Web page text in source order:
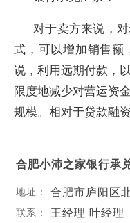
对于卖方来说，
式，可以增加销售额
说，利用远期付款，
限度地减少对营运资
规模。相对于贷款融
合肥小沛之家银行承
地址： 合肥市庐阳区
联系： 王经理 叶经理